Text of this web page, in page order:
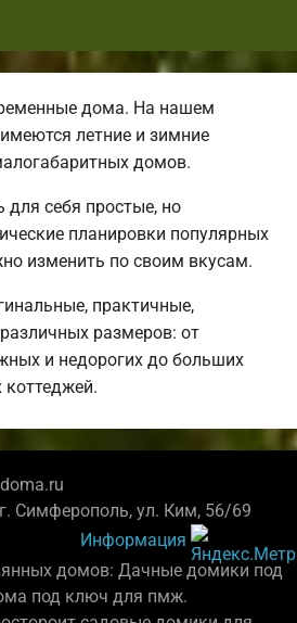
дома. На нашем
летние и зимние
домов.
себя простые, но
планировки популярных
изменить по своим вкусам.
практичные,
размеров: от
и недорогих до больших
Симферополь, ул. Ким, 56/69
Информация
домов: Дачные домики под
под ключ для пмж.